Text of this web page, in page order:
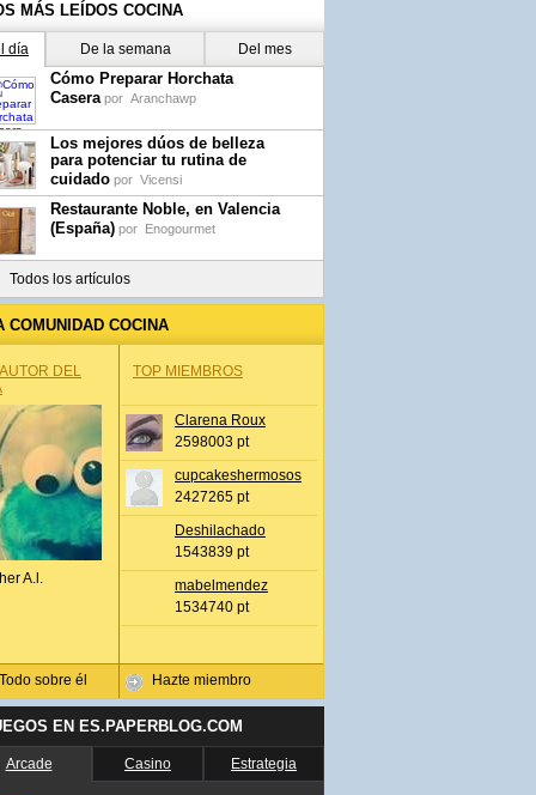
MÁS LEÍDOS COCINA
día De la semana Del mes
Cómo Preparar Horchata
Casera por Aranchawp
Los mejores dúos de belleza
para potenciar tu rutina de
cuidado por Vicensi
Restaurante Noble, en Valencia
(España) por Enogourmet
Todos los artículos
COMUNIDAD COCINA
DEL
A.l.
Todo sobre él
TOP MIEMBROS
Clarena Roux
2598003 pt
cupcakeshermosos
2427265 pt
Deshilachado
1543839 pt
mabelmendez
1534740 pt
Hazte miembro
EN ES.PAPERBLOG.COM
Arcade Casino Estrategia